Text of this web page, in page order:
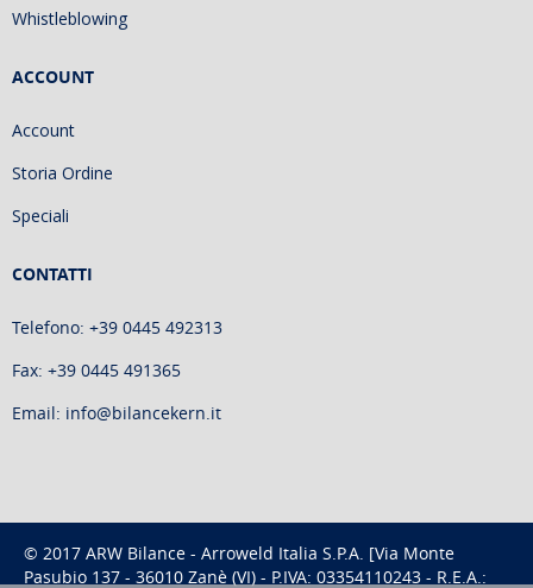
Whistleblowing
ACCOUNT
Account
Storia Ordine
Speciali
CONTATTI
Telefono: +39 0445 492313
Fax: +39 0445 491365
Email: info@bilancekern.it
© 2017 ARW Bilance - Arroweld Italia S.P.A. [Via Monte
Pasubio 137 - 36010 Zanè (VI) - P.IVA: 03354110243 - R.E.A.: